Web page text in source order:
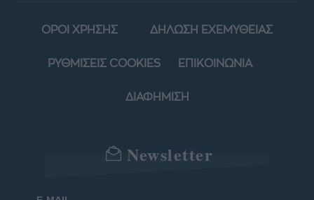
ΟΡΟΙ ΧΡΗΣΗΣ ΔΗΛΩΣΗ ΕΧΕΜΥΘΕΙΑΣ
ΡΥΘΜΙΣΕΙΣ COOKIES ΕΠΙΚΟΙΝΩΝΙΑ
ΔΙΑΦΗΜΙΣΗ
Newsletter